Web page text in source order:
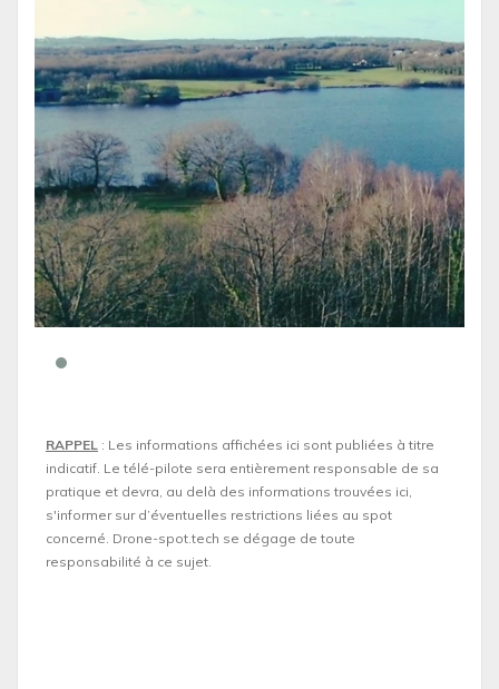
RAPPEL : Les informations affichées ici sont publiées à titre
indicatif. Le télé-pilote sera entièrement responsable de sa
pratique et devra, au delà des informations trouvées ici,
s'informer sur d’éventuelles restrictions liées au spot
concerné. Drone-spot.tech se dégage de toute
responsabilité à ce sujet.